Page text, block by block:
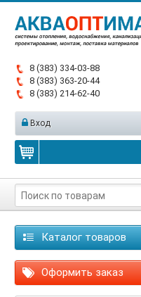
8 (383) 334-03-88
8 (383) 363-20-44
8 (383) 214-62-40
Вход
Каталог товаров
Оформить заказ